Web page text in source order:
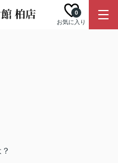
お気に入り
0